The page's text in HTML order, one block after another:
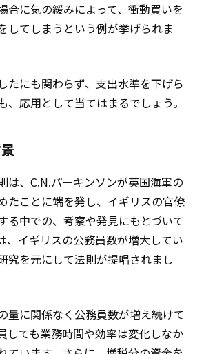
合に気の緩みによって、衝動買いを
してしまうという例が挙げられま
たにも関わらず、支出水準を下げら
、応用として当てはまるでしょう。
は、C.N.パーキンソンが英国海軍の
たことに端を発し、イギリスの官僚
る中での、考察や発見にもとづいて
、イギリスの公務員数が増大してい
究を元にして法則が提唱されまし
量に関係なく公務員数が増え続けて
しても業務時間や効率は変化しなか